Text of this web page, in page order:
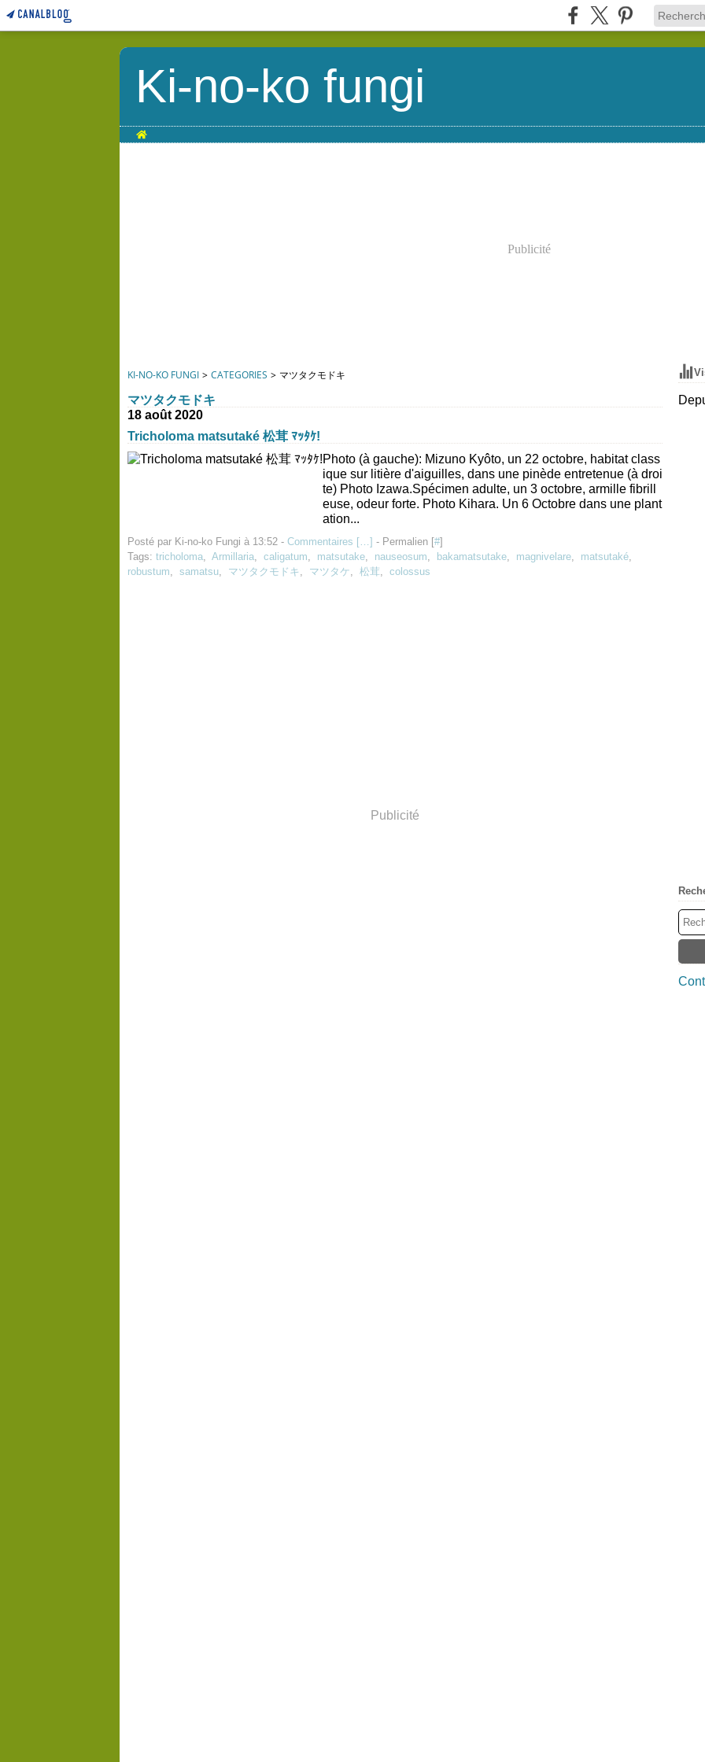
Ki-no-ko fungi
Home
Publicité
KI-NO-KO FUNGI > CATEGORIES > マツタクモドキ
マツタクモドキ
18 août 2020
Tricholoma matsutaké 松茸 ﾏｯﾀｹ!
Photo (à gauche): Mizuno Kyôto, un 22 octobre, habitat class
ique sur litière d'aiguilles, dans une pinède entretenue (à droi
te) Photo Izawa.Spécimen adulte, un 3 octobre, armille fibrill
euse, odeur forte. Photo Kihara. Un 6 Octobre dans une plant
ation...
Posté par Ki-no-ko Fungi à 13:52 - Commentaires […] - Permalien [#]
Tags: tricholoma, Armillaria, caligatum, matsutake, nauseosum, bakamatsutake, magnivelare, matsutaké,
robustum, samatsu, マツタクモドキ, マツタケ, 松茸, colossus
Publicité